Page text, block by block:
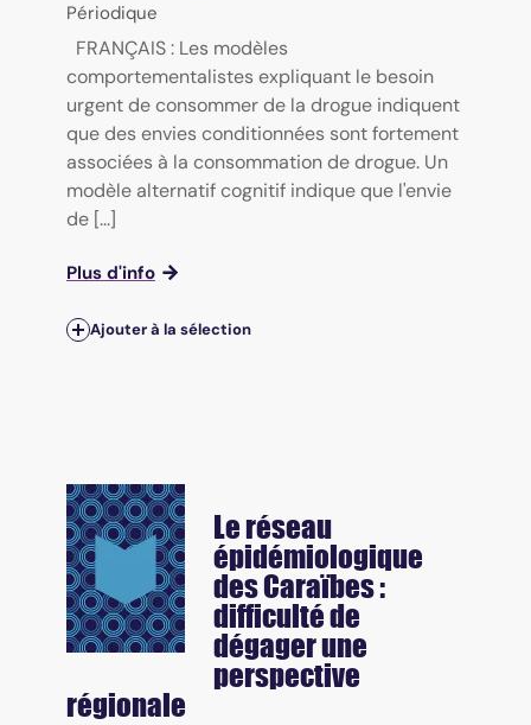
Périodique
FRANÇAIS : Les modèles
comportementalistes expliquant le besoin
urgent de consommer de la drogue indiquent
que des envies conditionnées sont fortement
associées à la consommation de drogue. Un
modèle alternatif cognitif indique que l'envie
de [...]
Plus d'info
Ajouter à la sélection
Le réseau
épidémiologique
des Caraïbes :
difficulté de
dégager une
perspective
régionale